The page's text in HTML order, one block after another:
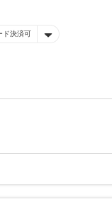
ド決済可